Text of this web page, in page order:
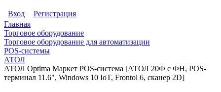
Вход
Регистрация
Главная
Торговое оборудование
Торговое оборудование для автоматизации
POS-системы
АТОЛ
АТОЛ Optima Маркет POS-система [АТОЛ 20Ф c ФН, POS-
терминал 11.6", Windows 10 IoT, Frontol 6, сканер 2D]